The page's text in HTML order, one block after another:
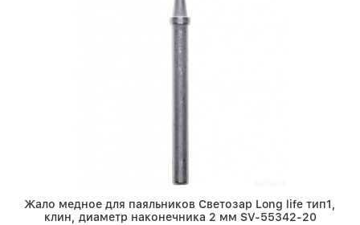
Жало медное для паяльников Светозар Long life тип1,
клин, диаметр наконечника 2 мм SV-55342-20